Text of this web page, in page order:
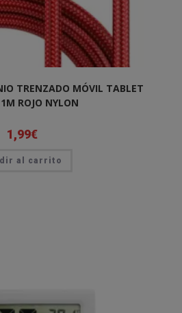
TRENZADO MÓVIL TABLET
ROJO NYLON
1,99€
al carrito